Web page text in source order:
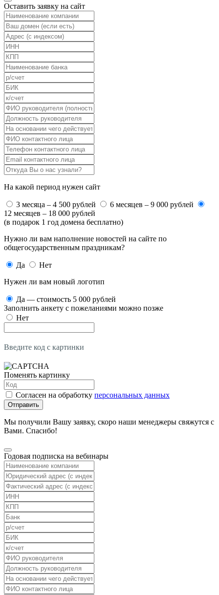
Оставить заявку на сайт
На какой период нужен сайт
3 месяца – 4 500 рублей
6 месяцев – 9 000 рублей
12 месяцев – 18 000 рублей
(в подарок 1 год домена бесплатно)
Нужно ли вам наполнение новостей на сайте по
общегосударственным праздникам?
Да
Нет
Нужен ли вам новый логотип
Да — стоимость 5 000 рублей
Заполнить анкету с пожеланиями можно позже
Нет
Введите код с картинки
Поменять картинку
Согласен на обработку персональных данных
Отправить
Мы получили Вашу заявку, скоро наши менеджеры свяжутся с
Вами. Спасибо!
Годовая подписка на вебинары